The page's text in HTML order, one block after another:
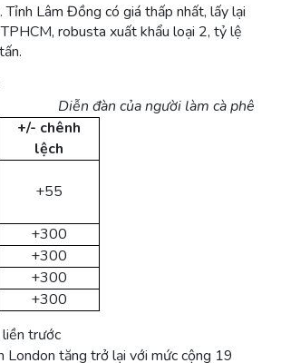
Lâm Đồng có giá thấp nhất, lấy lại
robusta xuất khẩu loại 2, tỷ lệ
Diễn đàn của người làm cà phê
+/- chênh
lệch
+55
+300
+300
+300
+300
trước
tăng trở lại với mức cộng 19